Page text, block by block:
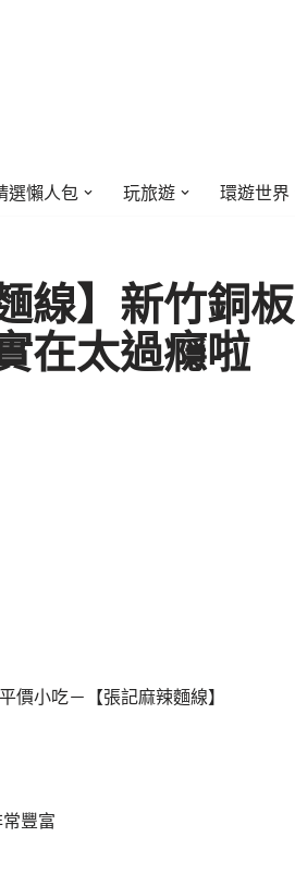
選懶人包 玩旅遊 環遊世界
線】新竹銅板
在太過癮啦
價小吃－【張記麻辣麵線】
豐富